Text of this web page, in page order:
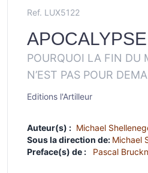
Ref. LUX5122
POURQUOI LA FIN DU
N’EST PAS POUR
Editions l'Artilleur
Auteur(s) : Michael
Sous la direction de: Michael
Preface(s) de :
Pascal